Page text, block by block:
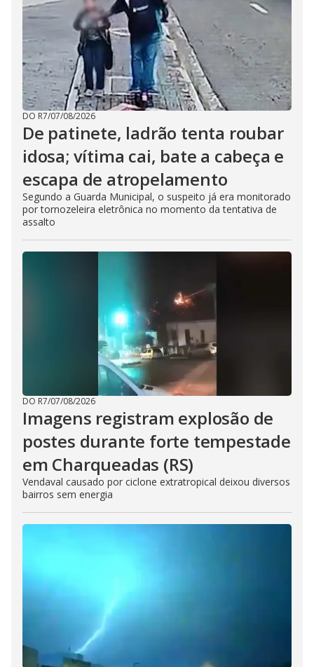
DO R7/07/08/2026
De patinete, ladrão tenta roubar
idosa; vítima cai, bate a cabeça e
escapa de atropelamento
Segundo a Guarda Municipal, o suspeito já era monitorado
por tornozeleira eletrônica no momento da tentativa de
assalto
DO R7/07/08/2026
Imagens registram explosão de
postes durante forte tempestade
em Charqueadas (RS)
Vendaval causado por ciclone extratropical deixou diversos
bairros sem energia